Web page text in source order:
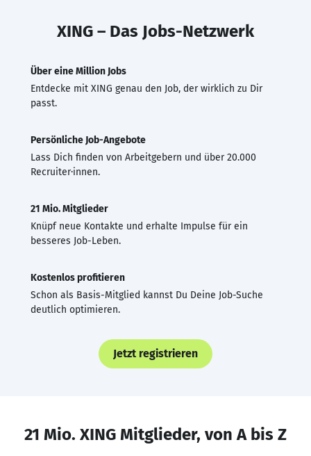
XING – Das Jobs-Netzwerk
Über eine Million Jobs
Entdecke mit XING genau den Job, der wirklich zu Dir
passt.
Persönliche Job-Angebote
Lass Dich finden von Arbeitgebern und über 20.000
Recruiter·innen.
21 Mio. Mitglieder
Knüpf neue Kontakte und erhalte Impulse für ein
besseres Job-Leben.
Kostenlos profitieren
Schon als Basis-Mitglied kannst Du Deine Job-Suche
deutlich optimieren.
Jetzt registrieren
21 Mio. XING Mitglieder, von A bis Z